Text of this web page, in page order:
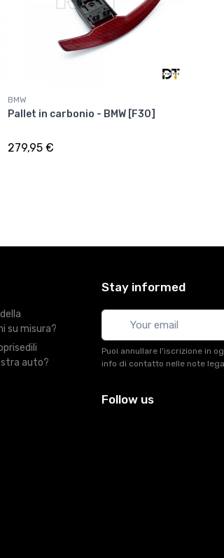
BMW
Pallet in carbonio - BMW [F30]
279,95 €
su misura?
auto?
Stay informed
Puoi annullare l'iscrizione in
info di contatto nelle note
Follow us